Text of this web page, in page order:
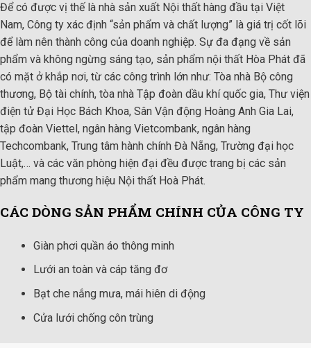
Để có được vị thế là nhà sản xuất Nội thất hàng đầu tại Việt
Nam, Công ty xác định “sản phẩm và chất lượng” là giá trị cốt lõi
để làm nên thành công của doanh nghiệp. Sự đa đạng về sản
phẩm và không ngừng sáng tạo, sản phẩm nội thất Hòa Phát đã
có mặt ở khắp nơi, từ các công trình lớn như: Tòa nhà Bộ công
thương, Bộ tài chính, tòa nhà Tập đoàn dầu khí quốc gia, Thư viện
điện tử Đại Học Bách Khoa, Sân Vận động Hoàng Anh Gia Lai,
tập đoàn Viettel, ngân hàng Vietcombank, ngân hàng
Techcombank, Trung tâm hành chính Đà Nẵng, Trường đại học
Luật,… và các văn phòng hiện đại đều được trang bị các sản
phẩm mang thương hiệu Nội thất Hoà Phát.
CÁC DÒNG SẢN PHẨM CHÍNH CỦA CÔNG TY
Giàn phơi quần áo thông minh
Lưới an toàn và cáp tăng đơ
Bạt che nắng mưa, mái hiên di động
Cửa lưới chống côn trùng